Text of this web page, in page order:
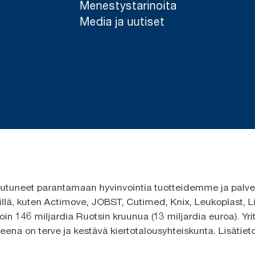
Menestystarinoita
Media ja uutiset
parantamaan hyvinvointia tuotteidemme ja
kuten Actimove, JOBST, Cutimed, Knix, Leukoplast,
146 miljardia Ruotsin kruunua (13 miljardia euroa).
on terve ja kestävä kiertotalousyhteiskunta.